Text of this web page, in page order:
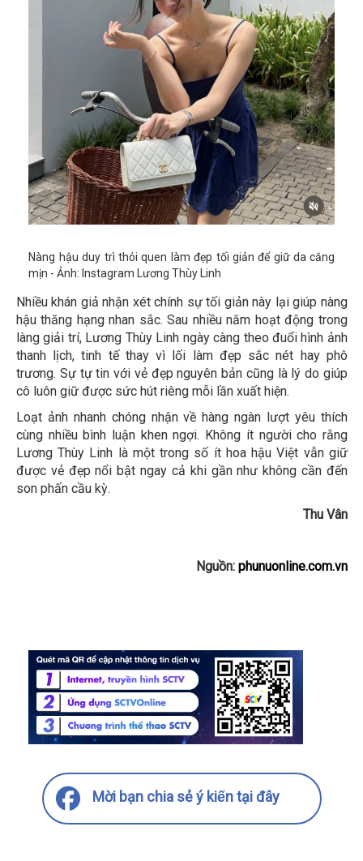
Nàng hậu duy trì thói quen làm đẹp tối giản để giữ da căng
mịn - Ảnh: Instagram Lương Thùy Linh
Nhiều khán giả nhận xét chính sự tối giản này lại giúp nàng
hậu thăng hạng nhan sắc. Sau nhiều năm hoạt động trong
làng giải trí, Lương Thùy Linh ngày càng theo đuổi hình ảnh
thanh lịch, tinh tế thay vì lối làm đẹp sắc nét hay phô
trương. Sự tự tin với vẻ đẹp nguyên bản cũng là lý do giúp
cô luôn giữ được sức hút riêng mỗi lần xuất hiện.
Loạt ảnh nhanh chóng nhận về hàng ngàn lượt yêu thích
cùng nhiều bình luận khen ngợi. Không ít người cho rằng
Lương Thùy Linh là một trong số ít hoa hậu Việt vẫn giữ
được vẻ đẹp nổi bật ngay cả khi gần như không cần đến
son phấn cầu kỳ.
Thu Vân
Nguồn:phunuonline.com.vn
Mời bạn chia sẻ ý kiến tại đây